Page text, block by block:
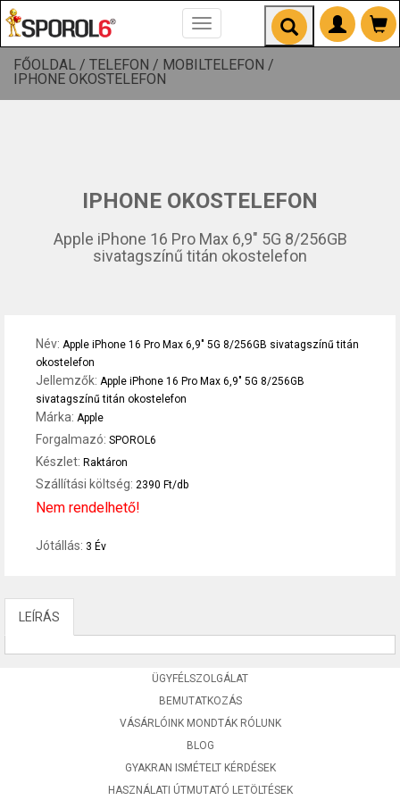
Toggle
navigation
FŐOLDAL / TELEFON / MOBILTELEFON /
IPHONE OKOSTELEFON
IPHONE OKOSTELEFON
Apple iPhone 16 Pro Max 6,9" 5G 8/256GB
sivatagszínű titán okostelefon
Név: Apple iPhone 16 Pro Max 6,9" 5G 8/256GB sivatagszínű titán
okostelefon
Jellemzők: Apple iPhone 16 Pro Max 6,9" 5G 8/256GB
sivatagszínű titán okostelefon
Márka: Apple
Forgalmazó: SPOROL6
Készlet: Raktáron
Szállítási költség: 2390 Ft/db
Nem rendelhető!
Jótállás: 3 Év
LEÍRÁS
ÜGYFÉLSZOLGÁLAT
BEMUTATKOZÁS
VÁSÁRLÓINK MONDTÁK RÓLUNK
BLOG
GYAKRAN ISMÉTELT KÉRDÉSEK
HASZNÁLATI ÚTMUTATÓ LETÖLTÉSEK